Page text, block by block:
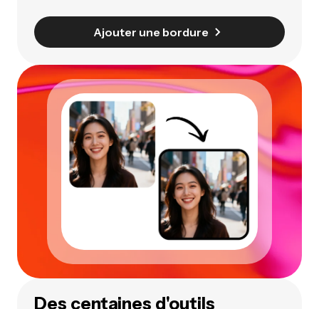
Ajouter une bordure
Des centaines d'outils